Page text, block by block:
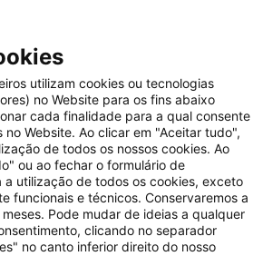
Vender casa
utilizam cookies ou tecnologias
no Website para os fins abaixo
cada finalidade para a qual consente
Website. Ao clicar em "Aceitar tudo",
de todos os nossos cookies. Ao
ou ao fechar o formulário de
a utilização de todos os cookies, exceto
funcionais e técnicos. Conservaremos a
Pode mudar de ideias a qualquer
clicando no separador
no canto inferior direito do nosso